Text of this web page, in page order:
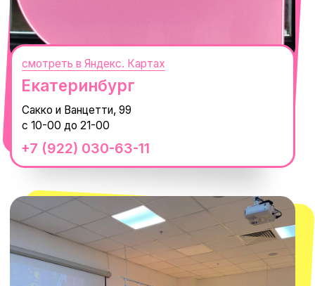
+7 (932) 602-41-15
ТРК «Европолис Ростокино»
ул. Проспект Мира, 211 к2
Москва
смотреть в Яндекс.Картах
СЕКРЕТНЫЕ ПРОМОКОДЫ, ПРИГЛАШЕНИЯ
НА МЕРОПРИЯТИЯ И АНОНСЫ НОВИНОК
РАНЬШЕ ВСЕХ